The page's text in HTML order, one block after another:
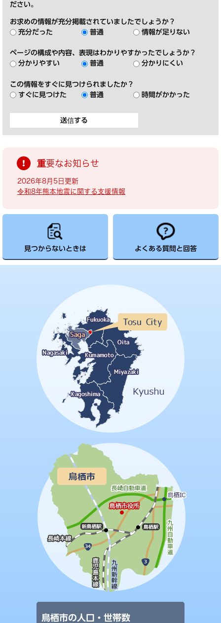
ださい。
お求めの情報が充分掲載されていましたでしょうか？
充分だった
普通 情報が足りない
ページの構成や内容、表現はわかりやすかったでしょうか？
分かりやすい
普通 分かりにくい
この情報をすぐに見つけられましたか？
すぐに見つけた
普通 時間がかかった
重要なお知らせ
2026年8月5日更新
令和8年熊本地震に関する支援情報
見つからないときは よくある質問と回答
鳥栖市の人口・世帯数